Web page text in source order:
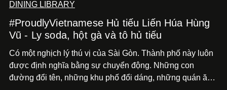
DINING LIBRARY
#ProudlyVietnamese Hủ tiếu Liến Húa Hùng
Vũ - Ly soda, hột gà và tô hủ tiếu
Có một nghịch lý thú vị của Sài Gòn. Thành phố này luôn
được định nghĩa bằng sự chuyển động. Những con
đường đổi tên, những khu phố đổi dáng, những quán ăn